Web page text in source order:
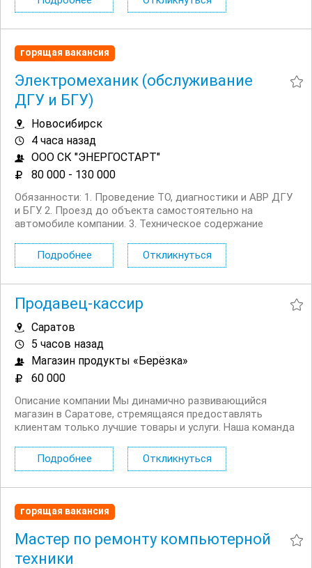
Первая выплата поступает через две недели,...
горящая вакансия
Электромеханик (обслуживание
ДГУ и БГУ)
Новосибирск
4 часа назад
ООО СК "ЭНЕРГОСТАРТ"
80 000 - 130 000
Обязанности: 1. Проведение ТО, диагностики и АВР ДГУ
и БГУ. 2. Проезд до объекта самостоятельно на
автомобиле компании. 3. Техническое содержание
Опыт по обслуживанию оборудования (механика и
электрика) от 2 х лет. 2. Водительские права категории...
Подробнее Откликнуться
Продавец-кассир
Саратов
5 часов назад
Магазин продукты «Берёзка»
60 000
Описание компании Мы динамично развивающийся
магазин в Саратове, стремящаяся предоставлять
клиентам только лучшие товары и услуги. Наша команда
которые любят свою работу и помогают каждому
покупателю чувствовать себя особенным. Мы ценим
Подробнее Откликнуться
горящая вакансия
Мастер по ремонту компьютерной
техники